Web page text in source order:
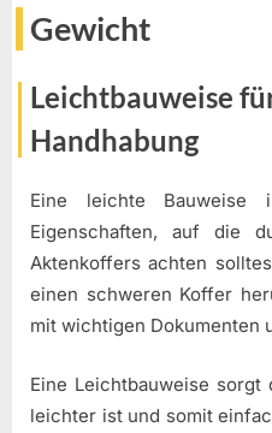
Gewicht
Leichtbauweise
Handhabung
Eine leichte Bauweise
Eigenschaften, auf die
Aktenkoffers achten
einen schweren Koffer
mit wichtigen Dokumenten
Eine Leichtbauweise
leichter ist und somit